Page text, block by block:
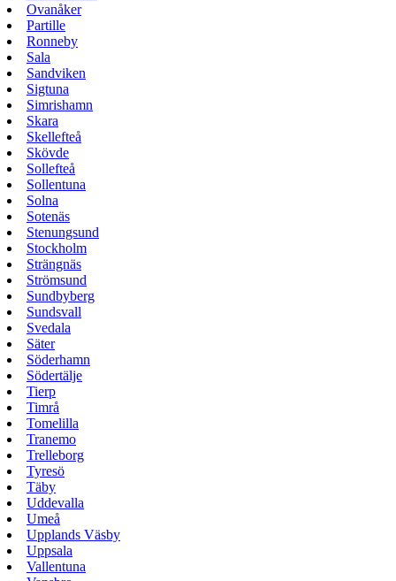
Ovanåker
Partille
Ronneby
Sala
Sandviken
Sigtuna
Simrishamn
Skara
Skellefteå
Skövde
Sollefteå
Sollentuna
Solna
Sotenäs
Stenungsund
Stockholm
Strängnäs
Strömsund
Sundbyberg
Sundsvall
Svedala
Säter
Söderhamn
Södertälje
Tierp
Timrå
Tomelilla
Tranemo
Trelleborg
Tyresö
Täby
Uddevalla
Umeå
Upplands Väsby
Uppsala
Vallentuna